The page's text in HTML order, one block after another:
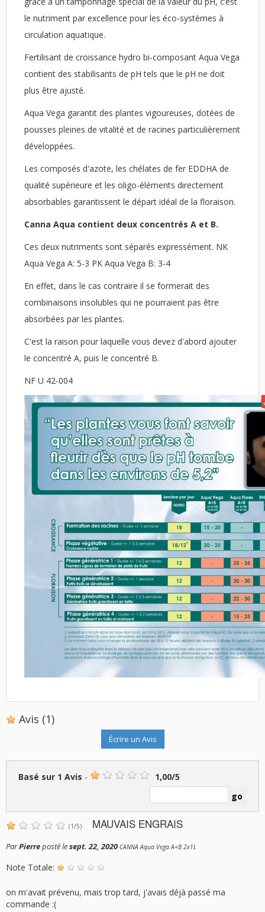
le nutriment par excellence pour les éco-systèmes à
circulation aquatique.
Fertilisant de croissance hydro bi-composant Aqua Vega
contient des stabilisants de pH tels que le pH ne doit
plus être ajusté.
Aqua Vega garantit des plantes vigoureuses, dotées de
pousses pleines de vitalité et de racines particulièrement
développées.
Les composés d'azote, les chélates de fer EDDHA de
qualité supérieure et les oligo-éléments directement
absorbables garantissent le départ idéal de la floraison.
Canna Aqua contient deux concentrés A et B.
Ces deux nutriments sont séparés expressément. NK
Aqua Vega A: 5-3 PK Aqua Vega B: 3-4
En effet, dans le cas contraire il se formerait des
combinaisons insolubles qui ne pourraient pas être
absorbées par les plantes.
C'est la raison pour laquelle vous devez d'abord ajouter
le concentré A, puis le concentré B.
NF U 42-004
Avis (1)
Écrire un Avis
Basé sur 1 Avis - 1,00/5
(1/5) MAUVAIS ENGRAIS
ParPierreposté lesept. 22, 2020 CANNA Aqua Vega A+B 2x1L
Note Totale:
on m'avait prévenu, mais trop tard, j'avais déjà passé ma
commande :(